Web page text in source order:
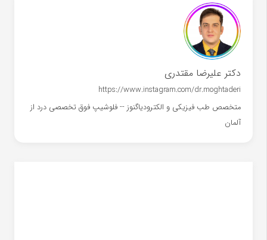
دکتر علیرضا مقتدری
https://www.instagram.com/dr.moghtaderi
متخصص طب فیزیکی و الکترودیاگنوز -- فلوشیپ فوق تخصصی درد از
آلمان